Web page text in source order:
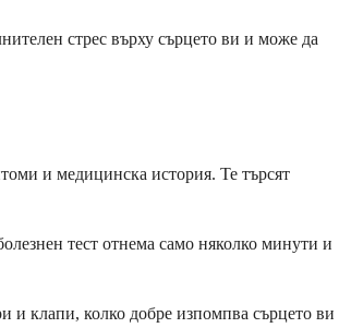
стрес върху сърцето ви и може да
и медицинска история. Те търсят
тест отнема само няколко минути и
и клапи, колко добре изпомпва сърцето ви